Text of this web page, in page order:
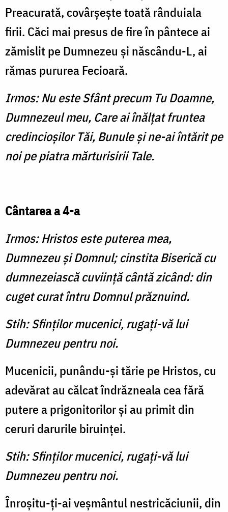
Preacurată, covârşeşte toată rânduiala
firii. Căci mai presus de fire în pântece ai
zămislit pe Dumnezeu şi născându-L, ai
rămas pururea Fecioară.
Irmos: Nu este Sfânt precum Tu Doamne,
Dumnezeul meu, Care ai înălţat fruntea
credincioşilor Tăi, Bunule şi ne-ai întărit pe
noi pe piatra mărturisirii Tale.
Cântarea a 4-a
Irmos: Hristos este puterea mea,
Dumnezeu şi Domnul; cinstita Biserică cu
dumnezeiască cuviinţă cântă zicând: din
cuget curat întru Domnul prăznuind.
Stih: Sfinţilor mucenici, rugaţi-vă lui
Dumnezeu pentru noi.
Mucenicii, punându-şi tărie pe Hristos, cu
adevărat au călcat îndrăzneala cea fără
putere a prigonitorilor şi au primit din
ceruri darurile biruinţei.
Stih: Sfinţilor mucenici, rugaţi-vă lui
Dumnezeu pentru noi.
Înroşitu-ţi-ai veşmântul nestricăciunii, din